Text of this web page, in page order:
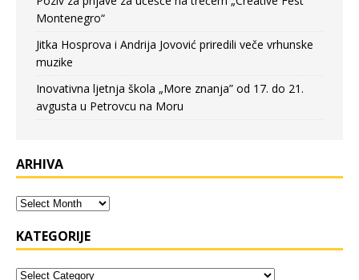
Montenegro“
Jitka Hosprova i Andrija Jovović priredili veče vrhunske
muzike
Inovativna ljetnja škola „More znanja” od 17. do 21.
avgusta u Petrovcu na Moru
ARHIVA
KATEGORIJE